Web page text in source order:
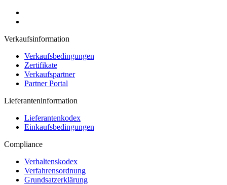
Verkaufsinformation
Verkaufsbedingungen
Zertifikate
Verkaufspartner
Partner Portal
Lieferanteninformation
Lieferantenkodex
Einkaufsbedingungen
Compliance
Verhaltenskodex
Verfahrensordnung
Grundsatzerklärung